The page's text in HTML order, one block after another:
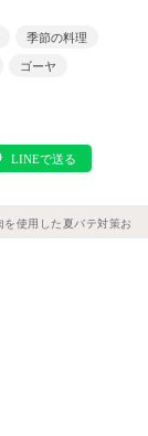
季節の料理
ゴーヤ
使用した夏バテ対策おか